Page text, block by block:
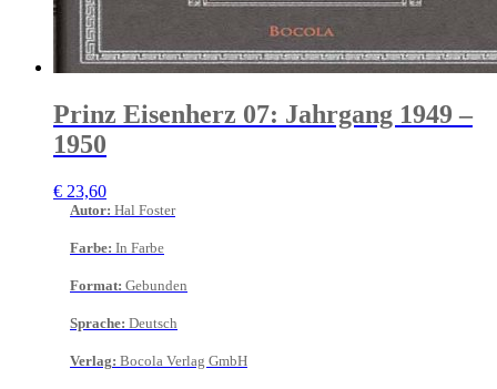
Prinz Eisenherz 07: Jahrgang 1949 –
1950
€ 23,60
Autor: Hal Foster
Farbe: In Farbe
Format: Gebunden
Sprache: Deutsch
Verlag: Bocola Verlag GmbH